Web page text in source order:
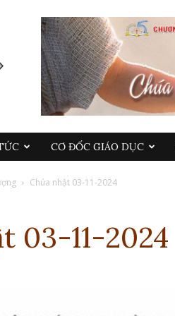
CƠ ĐỐC GIÁO DỤC
Chúa nhật 03-11-2024
03-11-2024